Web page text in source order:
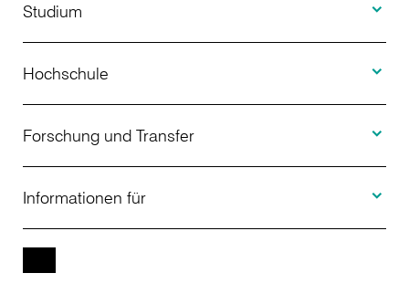
Studium
Studienangebot
Bewerbung
Studienberatung
Weiterbildung
Hochschule
Über uns
Aktuelles
Forschung und Transfer
Projekte
Informationen für